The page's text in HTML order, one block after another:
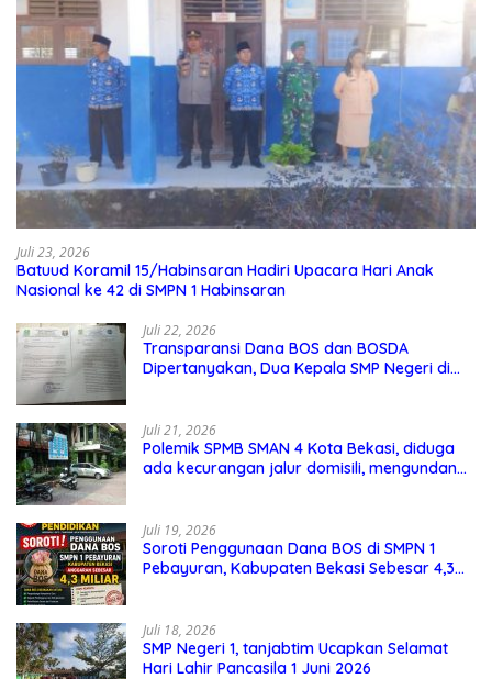
Juli 23, 2026
Batuud Koramil 15/Habinsaran Hadiri Upacara Hari Anak
Nasional ke 42 di SMPN 1 Habinsaran
Juli 22, 2026
Transparansi Dana BOS dan BOSDA
Dipertanyakan, Dua Kepala SMP Negeri di
Juli 21, 2026
Polemik SPMB SMAN 4 Kota Bekasi, diduga
ada kecurangan jalur domisili, mengundang
Juli 19, 2026
Soroti Penggunaan Dana BOS di SMPN 1
Pebayuran, Kabupaten Bekasi Sebesar 4,3
Juli 18, 2026
SMP Negeri 1, tanjabtim Ucapkan Selamat
Hari Lahir Pancasila 1 Juni 2026